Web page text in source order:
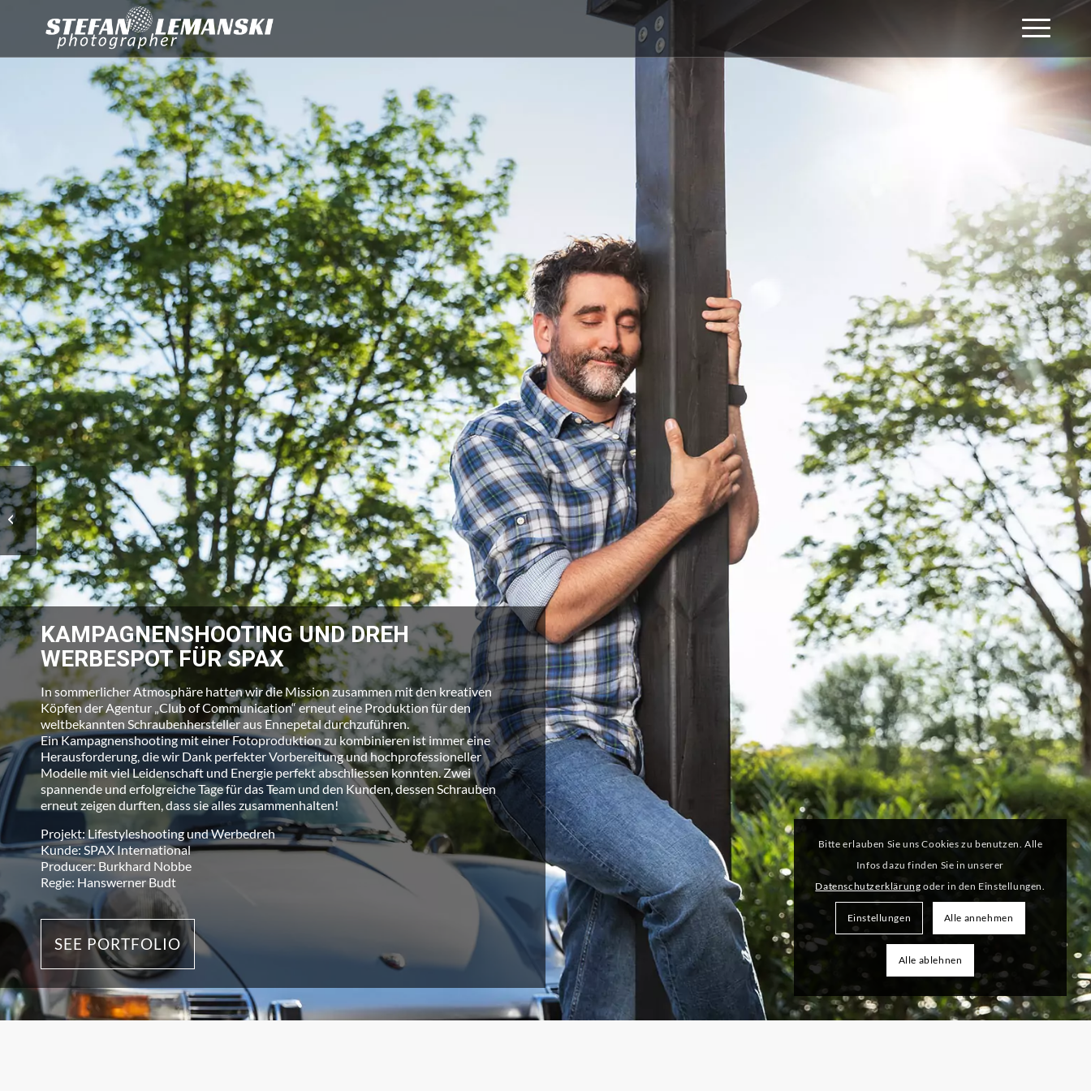
KAMPAGNENSHOOTING UND DREH
WERBESPOT FÜR SPAX
In sommerlicher Atmosphäre hatten wir die Mission zusammen mit den kreativen
Köpfen der Agentur „Club of Communication“ erneut eine Produktion für den
weltbekannten Schraubenhersteller aus Ennepetal durchzuführen.
Ein Kampagnenshooting mit einer Fotoproduktion zu kombinieren ist immer eine
Herausforderung, die wir Dank perfekter Vorbereitung und hochprofessioneller
Modelle mit viel Leidenschaft und Energie perfekt abschliessen konnten. Zwei
spannende und erfolgreiche Tage für das Team und den Kunden, dessen Schrauben
erneut zeigen durften, dass sie alles zusammenhalten!
Projekt: Lifestyleshooting und Werbedreh
Kunde: SPAX International
Producer: Burkhard Nobbe
Regie: Hanswerner Budt
SEE PORTFOLIO
Dreh Magic Ski Movie 2
für Team 3 Reisen &
Team 3 Hotels
Bitte erlauben Sie uns Cookies zu benutzen. Alle
Infos dazu finden Sie in unserer
Datenschutzerklärung oder in den Einstellungen.
Einstellungen Alle annehmen
Alle ablehnen